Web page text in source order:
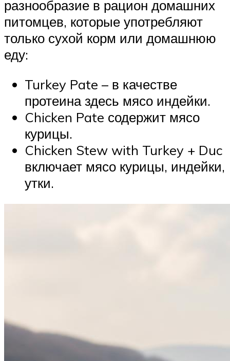
разнообразие в рацион домашних
питомцев, которые употребляют
только сухой корм или домашнюю
еду:
Turkey Pate – в качестве
протеина здесь мясо индейки.
Chicken Pate содержит мясо
курицы.
Chicken Stew with Turkey + Duc
включает мясо курицы, индейки,
утки.